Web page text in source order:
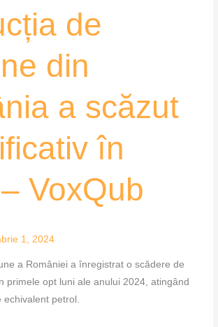
de
din
a scăzut
în
VoxQub
1, 2024
a României a înregistrat o scădere de
primele opt luni ale anului 2024, atingând
echivalent petrol.